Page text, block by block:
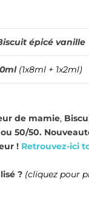
épicé vanille
(1x8ml + 1x2ml)
de mamie,
50/50.
! Retrouvez-ici
? (cliquez pour